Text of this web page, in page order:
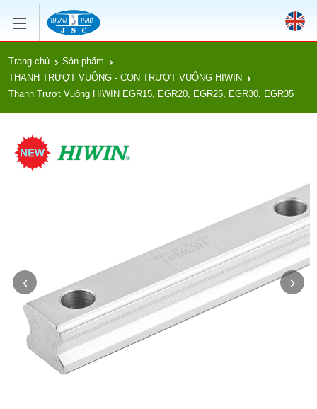
Trang chủ
Sản phẩm
THANH TRƯỢT VUÔNG - CON TRƯỢT VUÔNG HIWIN
Thanh Trượt Vuông HIWIN EGR15, EGR20, EGR25, EGR30, EGR35
‹ ›